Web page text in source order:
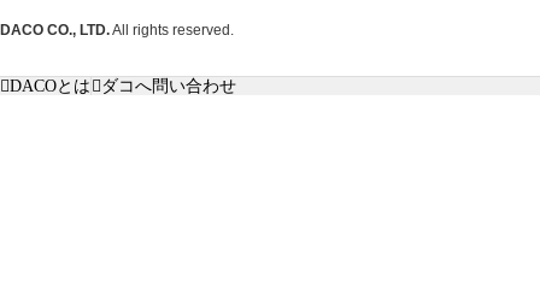
DACO CO., LTD.All rights reserved.
DACOとは ダコへ問い合わせ